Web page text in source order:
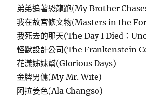
弟弟追著恐龍跑(My Brother
我在故宮修文物(Masters in the
我死去的那天(The Day I Died：
怪獸設計公司(The Frankenstein
花漾姊妹幫(Glorious Days)
金牌男傭(My Mr. Wife)
阿拉姜色(Ala Changso)